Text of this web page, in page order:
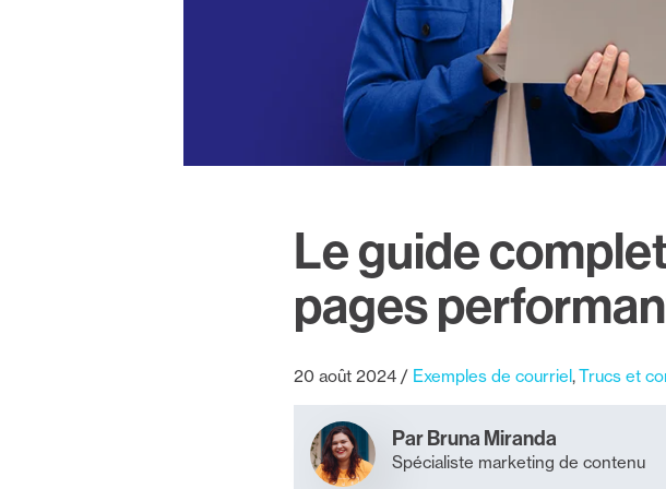
Le guide
pages
20 août 2024 Exemples de courriel Trucs et
Par Bruna Miranda
Spécialiste marketing de contenu